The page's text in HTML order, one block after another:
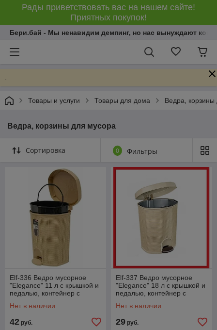
Рады приветствовать вас на нашем сайте!
Приятных покупок!
Бери.бай - Мы ненавидим демпинг, но нас вынуждают
Товары и услуги Товары для дома Ведра,
Ведра, корзины для мусора
Сортировка 0 Фильтры
Elf-336 Ведро мусорное
"Elegance" 11 л с крышкой и
педалью, контейнер с
Нет в наличии
42 руб.
Elf-337 Ведро мусорное
"Elegance" 18 л с крышкой и
педалью, контейнер с
Нет в наличии
29 руб.